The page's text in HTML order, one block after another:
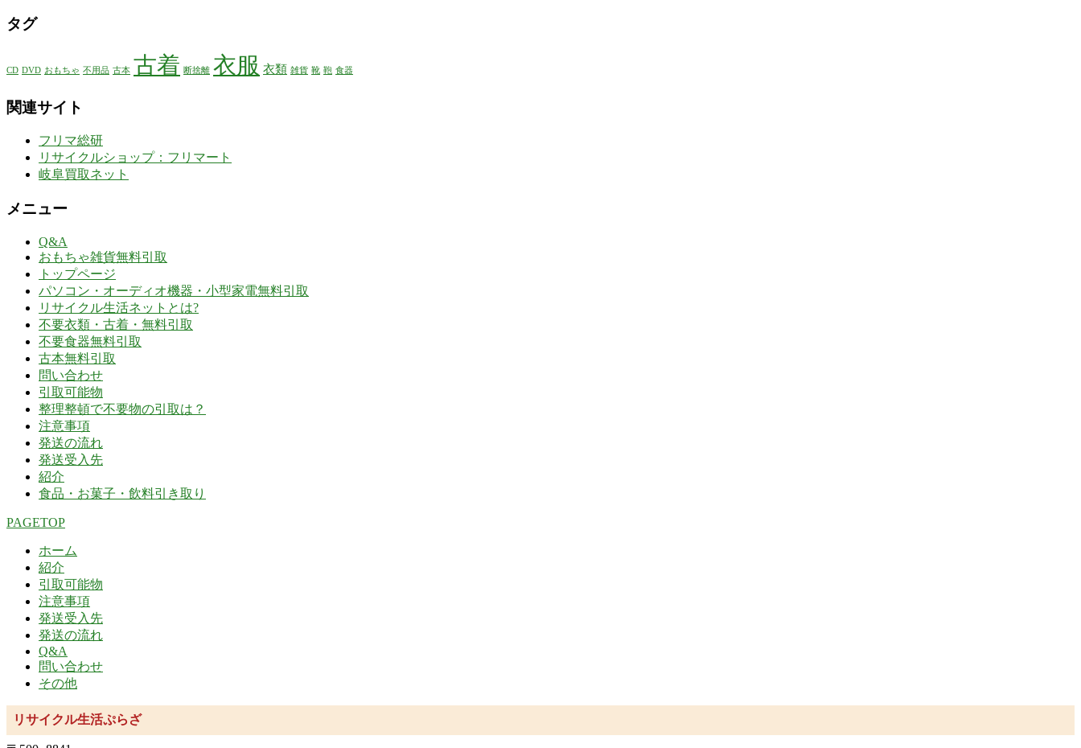
タグ
CD DVD おもちゃ 不用品 古本 古着 断捨離 衣服 衣類 雑貨 靴 鞄 食器
関連サイト
フリマ総研
リサイクルショップ：フリマート
岐阜買取ネット
メニュー
Q&A
おもちゃ雑貨無料引取
トップページ
パソコン・オーディオ機器・小型家電無料引取
リサイクル生活ネットとは?
不要衣類・古着・無料引取
不要食器無料引取
古本無料引取
問い合わせ
引取可能物
整理整頓で不要物の引取は？
注意事項
発送の流れ
発送受入先
紹介
食品・お菓子・飲料引き取り
PAGETOP
ホーム
紹介
引取可能物
注意事項
発送受入先
発送の流れ
Q&A
問い合わせ
その他
リサイクル生活ぷらざ